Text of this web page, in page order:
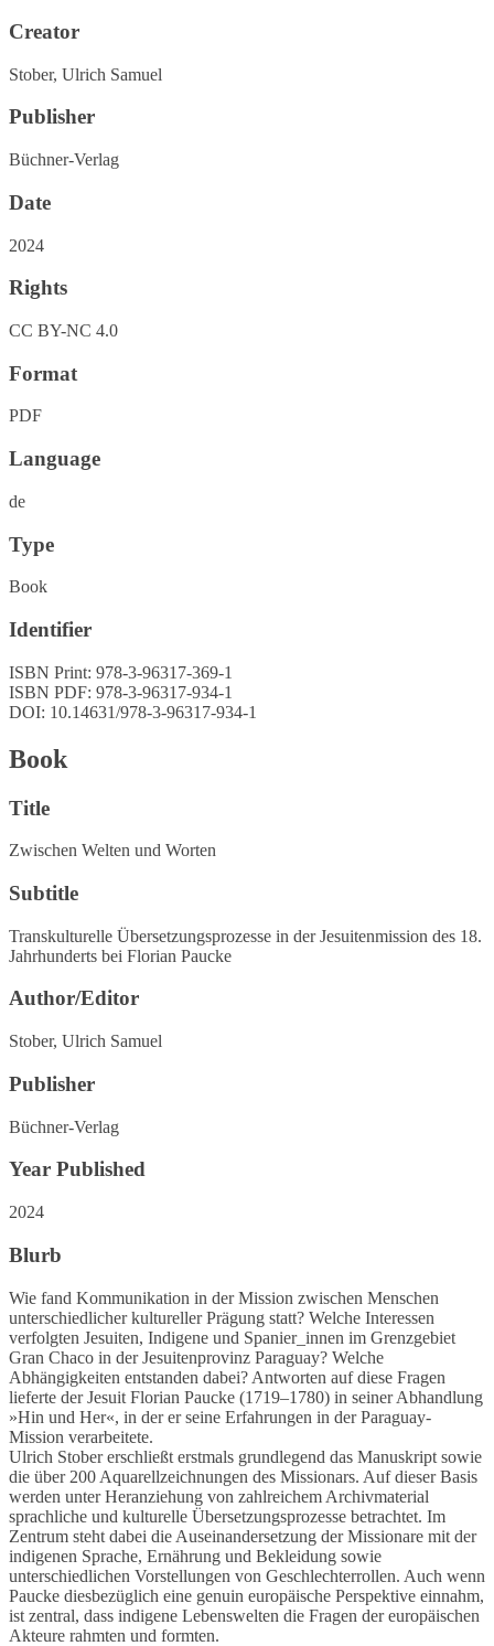
Creator
Stober, Ulrich Samuel
Publisher
Büchner-Verlag
Date
2024
Rights
CC BY-NC 4.0
Format
PDF
Language
de
Type
Book
Identifier
ISBN Print: 978-3-96317-369-1
ISBN PDF: 978-3-96317-934-1
DOI: 10.14631/978-3-96317-934-1
Book
Title
Zwischen Welten und Worten
Subtitle
Transkulturelle Übersetzungsprozesse in der Jesuitenmission des 18.
Jahrhunderts bei Florian Paucke
Author/Editor
Stober, Ulrich Samuel
Publisher
Büchner-Verlag
Year Published
2024
Blurb
Wie fand Kommunikation in der Mission zwischen Menschen
unterschiedlicher kultureller Prägung statt? Welche Interessen
verfolgten Jesuiten, Indigene und Spanier_innen im Grenzgebiet
Gran Chaco in der Jesuitenprovinz Paraguay? Welche
Abhängigkeiten entstanden dabei? Antworten auf diese Fragen
lieferte der Jesuit Florian Paucke (1719–1780) in seiner Abhandlung
»Hin und Her«, in der er seine Erfahrungen in der Paraguay-
Mission verarbeitete.
Ulrich Stober erschließt erstmals grundlegend das Manuskript sowie
die über 200 Aquarellzeichnungen des Missionars. Auf dieser Basis
werden unter Heranziehung von zahlreichem Archivmaterial
sprachliche und kulturelle Übersetzungsprozesse betrachtet. Im
Zentrum steht dabei die Auseinandersetzung der Missionare mit der
indigenen Sprache, Ernährung und Bekleidung sowie
unterschiedlichen Vorstellungen von Geschlechterrollen. Auch wenn
Paucke diesbezüglich eine genuin europäische Perspektive einnahm,
ist zentral, dass indigene Lebenswelten die Fragen der europäischen
Akteure rahmten und formten.